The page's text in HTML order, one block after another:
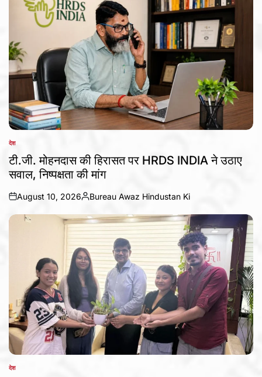
POSTED
IN
देश
टी.जी. मोहनदास की हिरासत पर HRDS INDIA ने उठाए
सवाल, निष्पक्षता की मांग
on
August 10, 2026
Posted
by
Bureau Awaz Hindustan Ki
POSTED
देश